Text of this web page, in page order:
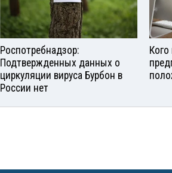
Роспотребнадзор:
Подтвержденных данных о
циркуляции вируса Бурбон в
России нет